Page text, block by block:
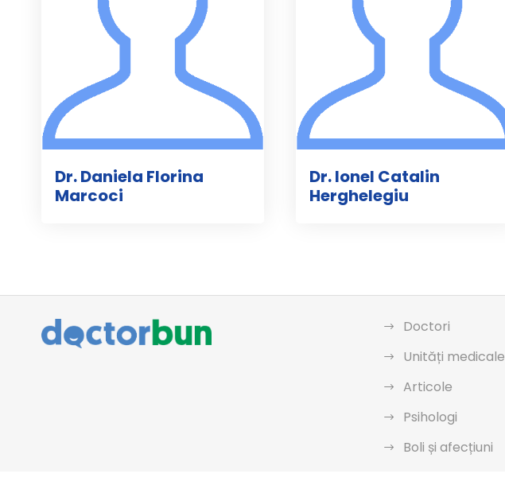
Dr. Daniela Florina
Marcoci
Dr. Ionel Catalin
Herghelegiu
Doctori
Unități medicale
Articole
Psihologi
Boli și afecțiuni